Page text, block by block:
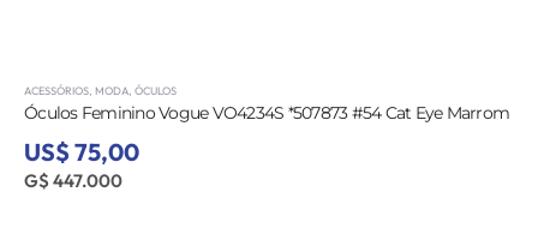
ACESSÓRIOS, MODA, ÓCULOS
Óculos Feminino Vogue VO4234S *507873 #54 Cat Eye Marrom
US$ 75,00
G$ 447.000